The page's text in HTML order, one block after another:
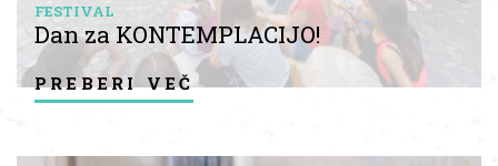
FESTIVAL
Dan za KONTEMPLACIJO!
preberi več